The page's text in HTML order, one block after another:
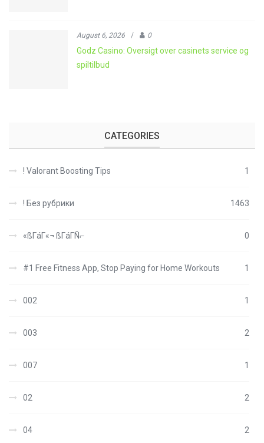
August 6, 2026 / 0
Godz Casino: Oversigt over casinets service og
spiltilbud
CATEGORIES
! Valorant Boosting Tips 1
! Без рубрики 1463
«ßΓáΓ«¬ ßΓáΓÑ⌐ 0
#1 Free Fitness App, Stop Paying for Home Workouts 1
002 1
003 2
007 1
02 2
04 2